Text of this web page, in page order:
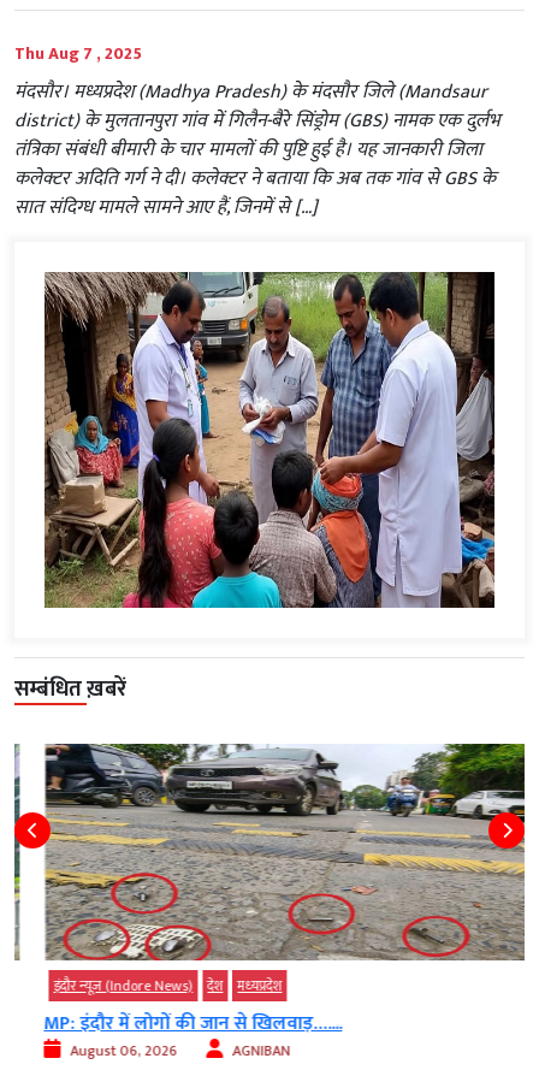
Thu Aug 7 , 2025
मंदसौर। मध्यप्रदेश (Madhya Pradesh) के मंदसौर जिले (Mandsaur
district) के मुलतानपुरा गांव में गिलैन-बैरे सिंड्रोम (GBS) नामक एक दुर्लभ
तंत्रिका संबंधी बीमारी के चार मामलों की पुष्टि हुई है। यह जानकारी जिला
कलेक्टर अदिति गर्ग ने दी। कलेक्टर ने बताया कि अब तक गांव से GBS के
सात संदिग्ध मामले सामने आए हैं, जिनमें से […]
सम्बंधित ख़बरें
इंदौर न्यूज़ (Indore News) देश मध्‍यप्रदेश
MP: इंदौर में लोगों की जान से खिलवाड़…....
August 06, 2026 AGNIBAN